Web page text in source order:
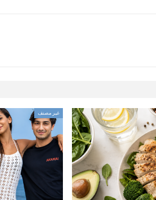
غير مصنف